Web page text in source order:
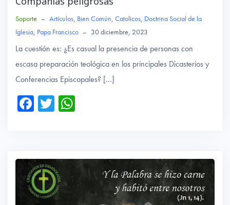
Soporte – Artículos, Bien Común, Catolicos, Doctrina Social de la
Iglesia, Papa Francisco – 30 diciembre, 2023
La cuestión es: ¿Es casual la presencia de personas con
escasa preparación teológica en los principales Dicasterios y
Conferencias Episcopales? […]
Fa
ok
T
p
p